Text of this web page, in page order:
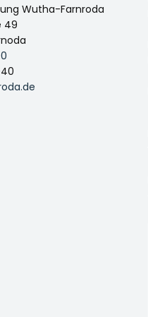
Wutha-Farnroda
49